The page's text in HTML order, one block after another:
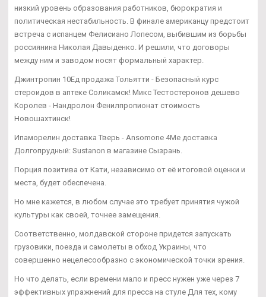
низкий уровень образования работников, бюрократия и
политическая нестабильность. В финале американцу предстоит
встреча с испанцем Фелисиано Лопесом, выбившим из борьбы
россиянина Николая Давыденко. И решили, что договоры
между ним и заводом носят формальный характер.
Джинтропин 10Ед продажа Тольятти - Безопасный курс
стероидов в аптеке Соликамск! Микс Тестостеронов дешево
Королев - Нандролон Фенилпропионат стоимость
Новошахтинск!
Ипаморелин доставка Тверь - Ansomone 4Me доставка
Долгопрудный: Sustanon в магазине Сызрань.
Порция позитива от Кати, независимо от её итоговой оценки и
места, будет обеспечена.
Но мне кажется, в любом случае это требует принятия чужой
культуры как своей, точнее замещения.
Соответственно, молдавской стороне придется запускать
грузовики, поезда и самолеты в обход Украины, что
совершенно нецелесообразно с экономической точки зрения.
Но что делать, если времени мало и пресс нужен уже через 7
эффективных упражнений для пресса на стуле Для тех, кому